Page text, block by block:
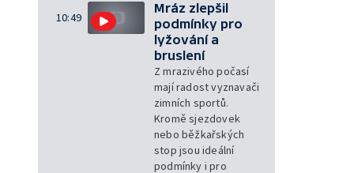
10:49
Mráz zlepšil
podmínky pro
lyžování a
bruslení
Z mrazivého počasí
mají radost vyznavači
zimních sportů.
Kromě sjezdovek
nebo běžkařských
stop jsou ideální
podmínky i pro